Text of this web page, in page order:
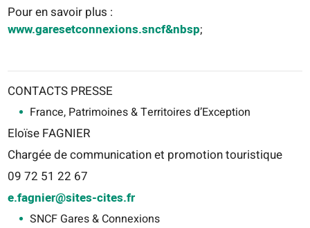
Pour en savoir plus :
www.garesetconnexions.sncf&nbsp;
CONTACTS PRESSE
France, Patrimoines & Territoires d’Exception
Eloïse FAGNIER
Chargée de communication et promotion touristique
09 72 51 22 67
e.fagnier@sites-cites.fr
SNCF Gares & Connexions